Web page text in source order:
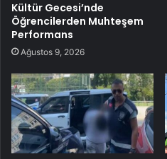
Kültür Gecesi’nde
Öğrencilerden Muhteşem
Performans
Ağustos 9, 2026